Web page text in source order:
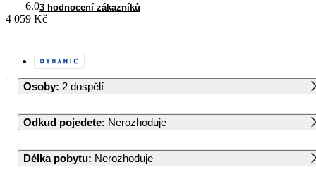
6.03 hodnocení zákazníků
4 059 Kč
Osoby: 2 dospělí
Odkud pojedete: Nerozhoduje
Délka pobytu: Nerozhoduje